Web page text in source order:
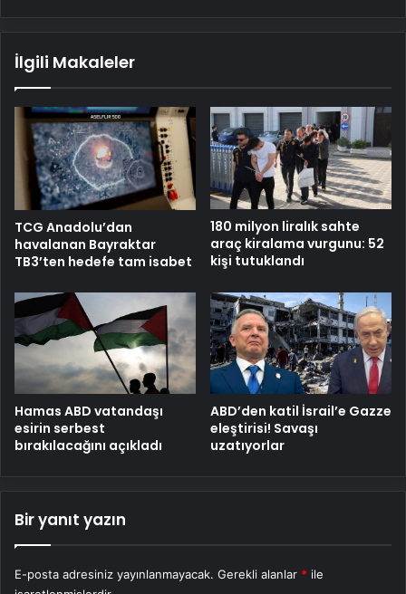
İlgili Makaleler
TCG Anadolu’dan
havalanan Bayraktar
TB3’ten hedefe tam isabet
180 milyon liralık sahte
araç kiralama vurgunu: 52
kişi tutuklandı
Hamas ABD vatandaşı
esirin serbest
bırakılacağını açıkladı
ABD’den katil İsrail’e Gazze
eleştirisi! Savaşı
uzatıyorlar
Bir yanıt yazın
E-posta adresiniz yayınlanmayacak. Gerekli alanlar * ile